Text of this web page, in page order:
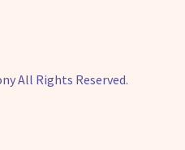
All Rights Reserved.